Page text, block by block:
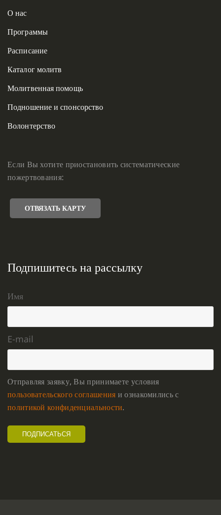
О нас
Программы
Расписание
Каталог молитв
Молитвенная помощь
Подношение и спонсорство
Волонтерство
Если Вы хотите приостановить систематические
пожертвования:
ОТВЯЗАТЬ КАРТУ
Подпишитесь на рассылку
Имя
E-mail
Отправляя заявку, Вы принимаете условия
пользовательского соглашения и ознакомились с
политикой конфиденциальности.